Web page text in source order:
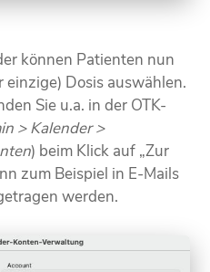
können Patienten nun
einzige) Dosis auswählen.
Sie u.a. in der OTK-
> Kalender >
) beim Klick auf „Zur
zum Beispiel in E-Mails
werden.